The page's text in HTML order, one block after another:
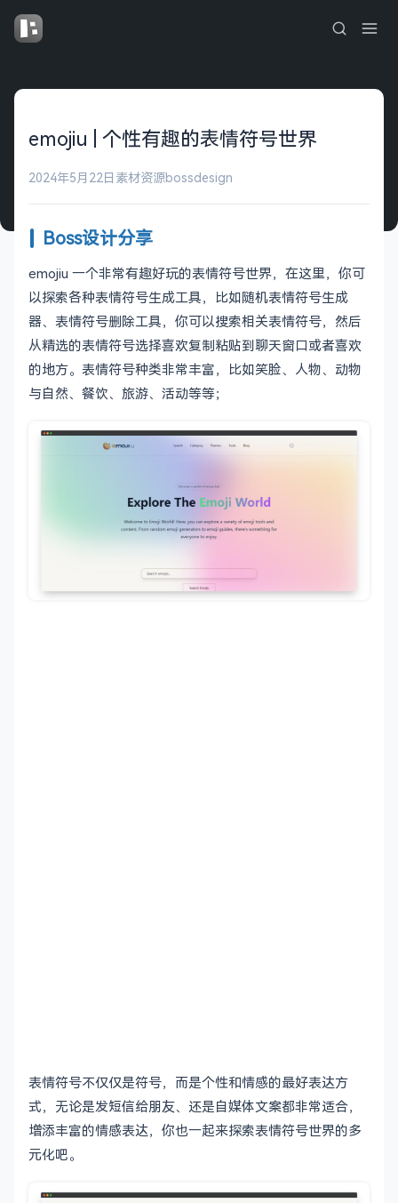
emojiu | 个性有趣的表情符号世界
2024年5月22日 素材资源bossdesign
Boss设计分享
emojiu 一个非常有趣好玩的表情符号世界，在这里，你可
以探索各种表情符号生成工具，比如随机表情符号生成
器、表情符号删除工具，你可以搜索相关表情符号，然后
从精选的表情符号选择喜欢复制粘贴到聊天窗口或者喜欢
的地方。表情符号种类非常丰富，比如笑脸、人物、动物
与自然、餐饮、旅游、活动等等；
表情符号不仅仅是符号，而是个性和情感的最好表达方
式，无论是发短信给朋友、还是自媒体文案都非常适合，
增添丰富的情感表达，你也一起来探索表情符号世界的多
元化吧。